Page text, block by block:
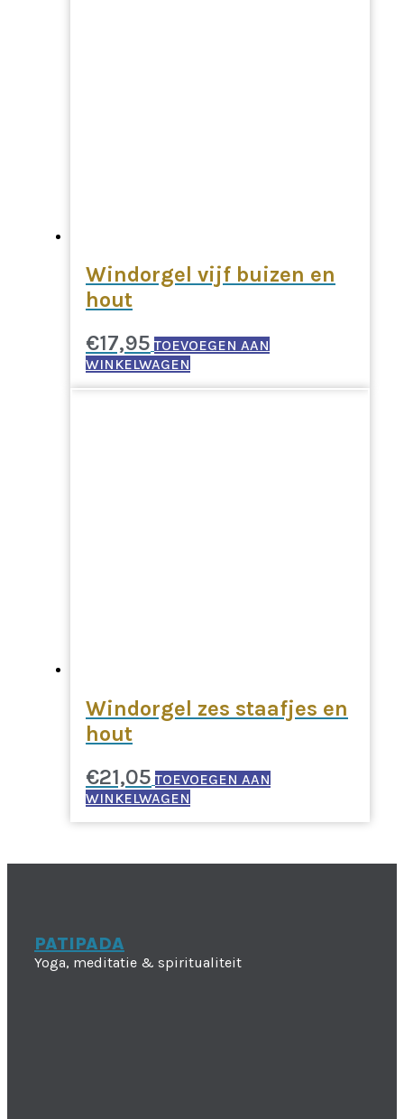
Windorgel vijf buizen en
hout
€17,95 TOEVOEGEN AAN
WINKELWAGEN
Windorgel zes staafjes en
hout
€21,05 TOEVOEGEN AAN
WINKELWAGEN
PATIPADA
Yoga, meditatie & spiritualiteit